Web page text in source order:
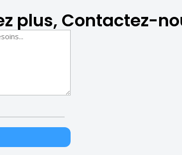
plus, Contactez-